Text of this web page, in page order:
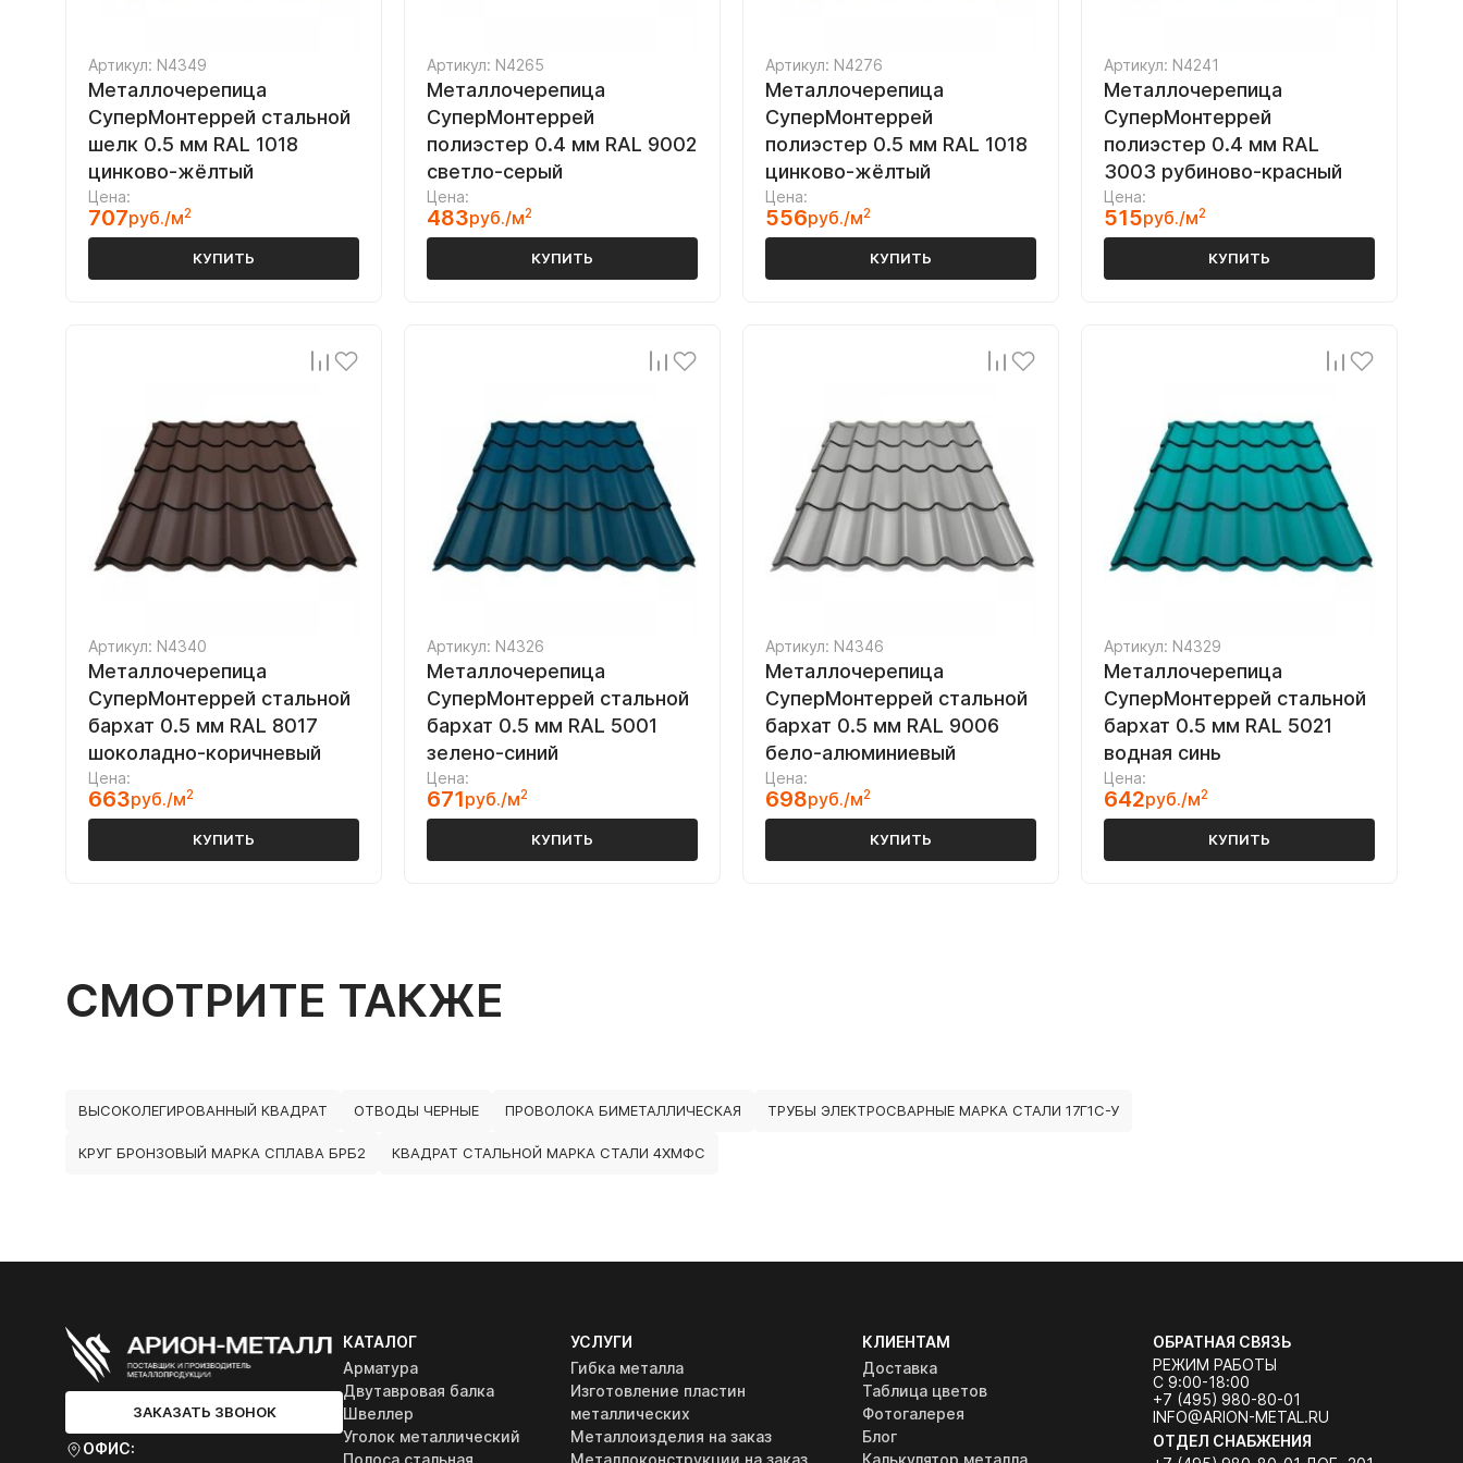
Артикул: N4349
Металлочерепица
СуперМонтеррей стальной
шелк 0.5 мм RAL 1018
цинково-жёлтый
Цена:
707руб./м2
КУПИТЬ
Артикул: N4265
Металлочерепица
СуперМонтеррей
полиэстер 0.4 мм RAL 9002
светло-серый
Цена:
483руб./м2
КУПИТЬ
Артикул: N4276
Металлочерепица
СуперМонтеррей
полиэстер 0.5 мм RAL 1018
цинково-жёлтый
Цена:
556руб./м2
КУПИТЬ
Артикул: N4241
Металлочерепица
СуперМонтеррей
полиэстер 0.4 мм RAL
3003 рубиново-красный
Цена:
515руб./м2
КУПИТЬ
Артикул: N4340
Металлочерепица
СуперМонтеррей стальной
бархат 0.5 мм RAL 8017
шоколадно-коричневый
Цена:
663руб./м2
КУПИТЬ
Артикул: N4326
Металлочерепица
СуперМонтеррей стальной
бархат 0.5 мм RAL 5001
зелено-синий
Цена:
671руб./м2
КУПИТЬ
Артикул: N4346
Металлочерепица
СуперМонтеррей стальной
бархат 0.5 мм RAL 9006
бело-алюминиевый
Цена:
698руб./м2
КУПИТЬ
Артикул: N4329
Металлочерепица
СуперМонтеррей стальной
бархат 0.5 мм RAL 5021
водная синь
Цена:
642руб./м2
КУПИТЬ
СМОТРИТЕ ТАКЖЕ
ВЫСОКОЛЕГИРОВАННЫЙ КВАДРАТ ОТВОДЫ ЧЕРНЫЕ ПРОВОЛОКА БИМЕТАЛЛИЧЕСКАЯ ТРУБЫ ЭЛЕКТРОСВАРНЫЕ МАРКА СТАЛИ 17Г1С-У
КРУГ БРОНЗОВЫЙ МАРКА СПЛАВА БРБ2 КВАДРАТ СТАЛЬНОЙ МАРКА СТАЛИ 4ХМФС
ЗАКАЗАТЬ ЗВОНОК
ОФИС:
КАТАЛОГ
Арматура
Двутавровая балка
Швеллер
Уголок металлический
Полоса стальная
УСЛУГИ
Гибка металла
Изготовление пластин
металлических
Металлоизделия на заказ
Металлоконструкции на заказ
КЛИЕНТАМ
Доставка
Таблица цветов
Фотогалерея
Блог
Калькулятор металла
ОБРАТНАЯ СВЯЗЬ
РЕЖИМ РАБОТЫ
С 9:00-18:00
+7 (495) 980-80-01
INFO@ARION-METAL.RU
ОТДЕЛ СНАБЖЕНИЯ